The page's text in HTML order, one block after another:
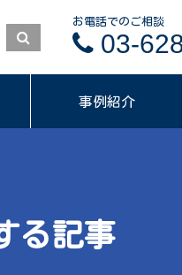
お電話でのご相談
03-
事例紹介
る記事